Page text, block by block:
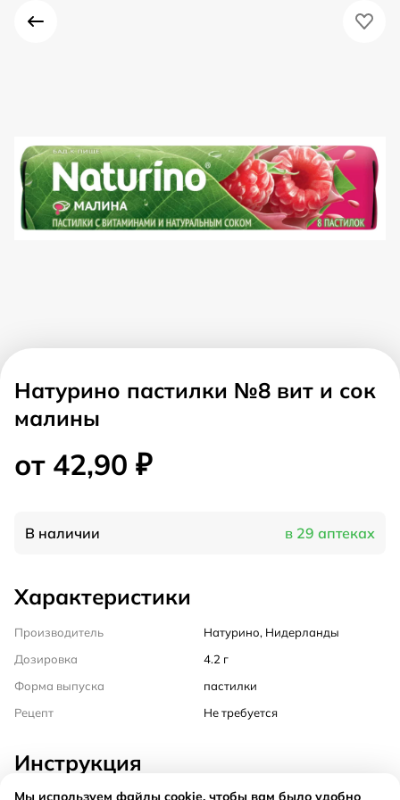
Натурино пастилки №8 вит и сок
малины
от 42,90 ₽
В наличии в 29 аптеках
Характеристики
Производитель
Натурино, Нидерланды
Дозировка
4.2 г
Форма выпуска
пастилки
Рецепт
Не требуется
Инструкция
Мы используем файлы cookie, чтобы вам было удобно